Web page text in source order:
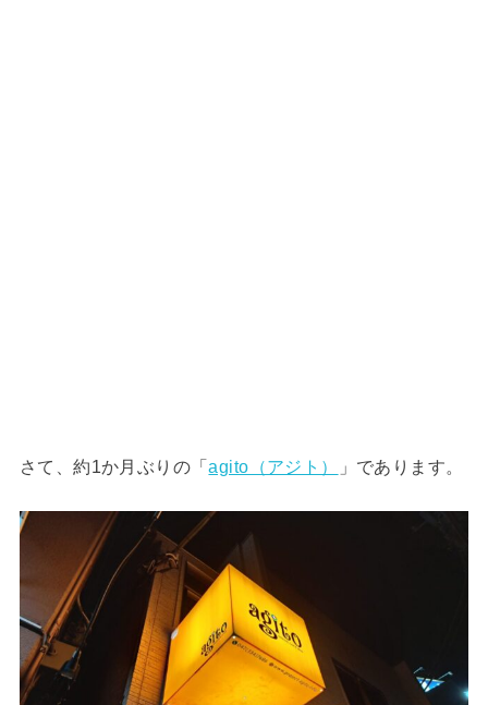
さて、約1か月ぶりの「agito（アジト） 」であります。